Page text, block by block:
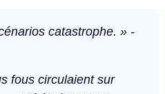
catastrophe. » -
fous circulaient sur